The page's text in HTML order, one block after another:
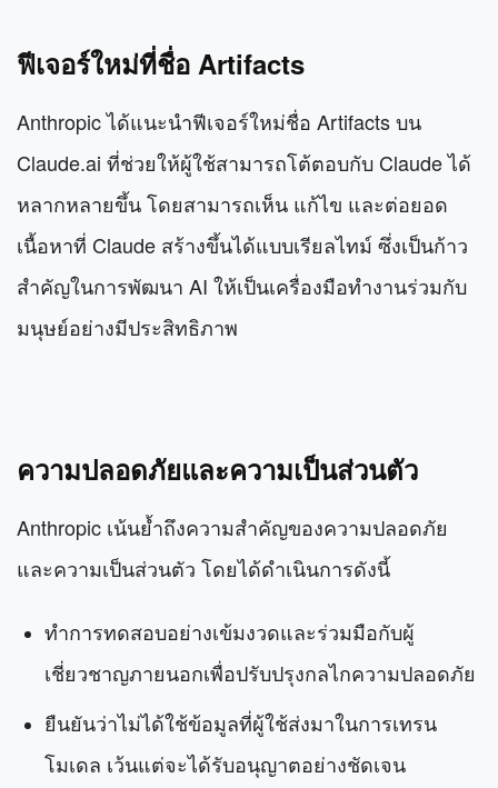
ฟีเจอร์ใหม่ที่ชื่อ Artifacts
Anthropic ได้แนะนำฟีเจอร์ใหม่ชื่อ Artifacts บน
Claude.ai ที่ช่วยให้ผู้ใช้สามารถโต้ตอบกับ Claude ได้
หลากหลายขึ้น โดยสามารถเห็น แก้ไข และต่อยอด
เนื้อหาที่ Claude สร้างขึ้นได้แบบเรียลไทม์ ซึ่งเป็นก้าว
สำคัญในการพัฒนา AI ให้เป็นเครื่องมือทำงานร่วมกับ
มนุษย์อย่างมีประสิทธิภาพ
ความปลอดภัยและความเป็นส่วนตัว
Anthropic เน้นย้ำถึงความสำคัญของความปลอดภัย
และความเป็นส่วนตัว โดยได้ดำเนินการดังนี้
ทำการทดสอบอย่างเข้มงวดและร่วมมือกับผู้
เชี่ยวชาญภายนอกเพื่อปรับปรุงกลไกความปลอดภัย
ยืนยันว่าไม่ได้ใช้ข้อมูลที่ผู้ใช้ส่งมาในการเทรน
โมเดล เว้นแต่จะได้รับอนุญาตอย่างชัดเจน